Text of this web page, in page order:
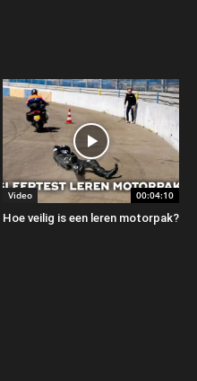
Video 00:04:10
Hoe veilig is een leren motorpak?